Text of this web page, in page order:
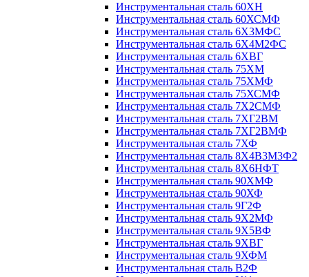
Инструментальная сталь 60ХН
Инструментальная сталь 60ХСМФ
Инструментальная сталь 6Х3МФС
Инструментальная сталь 6Х4М2ФС
Инструментальная сталь 6ХВГ
Инструментальная сталь 75ХМ
Инструментальная сталь 75ХМФ
Инструментальная сталь 75ХСМФ
Инструментальная сталь 7Х2СМФ
Инструментальная сталь 7ХГ2ВМ
Инструментальная сталь 7ХГ2ВМФ
Инструментальная сталь 7ХФ
Инструментальная сталь 8Х4В3М3Ф2
Инструментальная сталь 8Х6НФТ
Инструментальная сталь 90ХМФ
Инструментальная сталь 90ХФ
Инструментальная сталь 9Г2Ф
Инструментальная сталь 9Х2МФ
Инструментальная сталь 9Х5ВФ
Инструментальная сталь 9ХВГ
Инструментальная сталь 9ХФМ
Инструментальная сталь В2Ф